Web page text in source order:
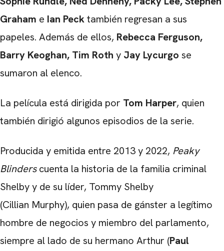
Graham e Ian Pecktambién regresan a sus
papeles. Además de ellos, Rebecca Ferguson,
Barry Keoghan, Tim Roth y Jay Lycurgo se
sumaron al elenco.
La película está dirigida por Tom Harper, quien
también dirigió algunos episodios de la serie.
Producida y emitida entre 2013 y 2022, Peaky
Blinderscuenta la historia de la familia criminal
Shelby y de su líder, Tommy Shelby
(Cillian Murphy), quien pasa de gánster a legítimo
hombre de negocios y miembro del parlamento,
siempre al lado de su hermano Arthur (Paul